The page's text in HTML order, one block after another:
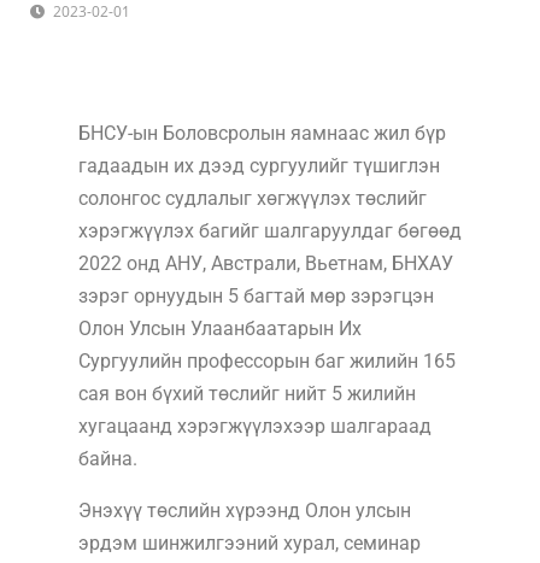
2023-02-01
БНСУ-ын Боловсролын яамнаас жил бүр
гадаадын их дээд сургуулийг түшиглэн
солонгос судлалыг хөгжүүлэх төслийг
хэрэгжүүлэх багийг шалгаруулдаг бөгөөд
2022 онд АНУ, Австрали, Вьетнам, БНХАУ
зэрэг орнуудын 5 багтай мөр зэрэгцэн
Олон Улсын Улаанбаатарын Их
Сургуулийн профессорын баг жилийн 165
сая вон бүхий төслийг нийт 5 жилийн
хугацаанд хэрэгжүүлэхээр шалгараад
байна.
Энэхүү төслийн хүрээнд Олон улсын
эрдэм шинжилгээний хурал, семинар